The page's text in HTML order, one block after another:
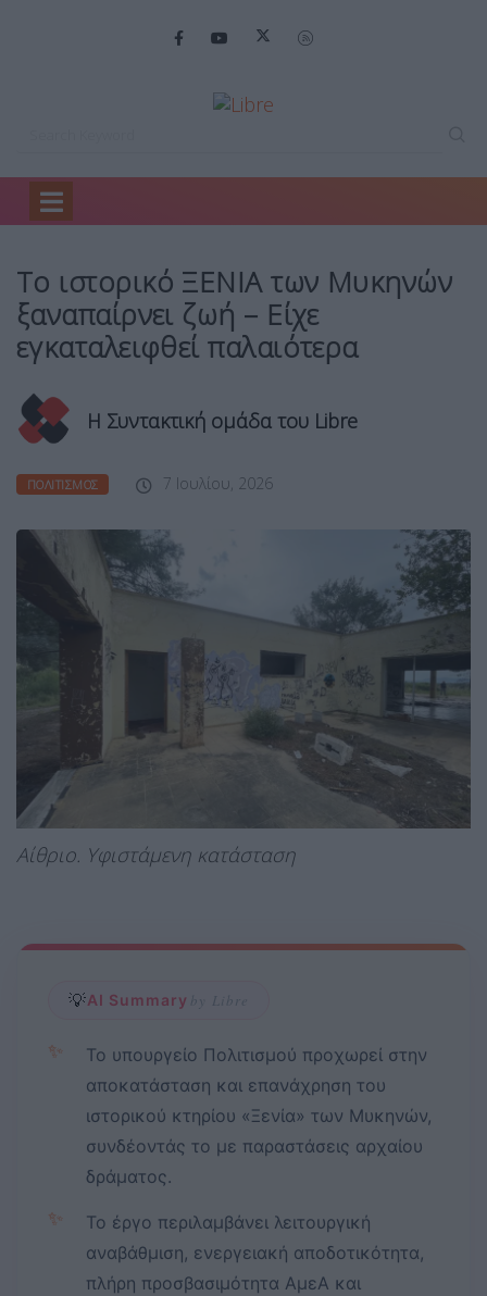
Home
Το ιστορικό ΞΕΝΙΑ των Μυκηνών
ξαναπαίρνει ζωή – Είχε
εγκαταλειφθεί παλαιότερα
Η Συντακτική ομάδα του Libre
ΠΟΛΙΤΙΣΜΌΣ 7 Ιουλίου, 2026
Αίθριο. Υφιστάμενη κατάσταση
💡AI Summary by Libre
✨
Το υπουργείο Πολιτισμού προχωρεί στην
αποκατάσταση και επανάχρηση του
ιστορικού κτηρίου «Ξενία» των Μυκηνών,
συνδέοντάς το με παραστάσεις αρχαίου
δράματος.
✨
Το έργο περιλαμβάνει λειτουργική
αναβάθμιση, ενεργειακή αποδοτικότητα,
πλήρη προσβασιμότητα ΑμεΑ και